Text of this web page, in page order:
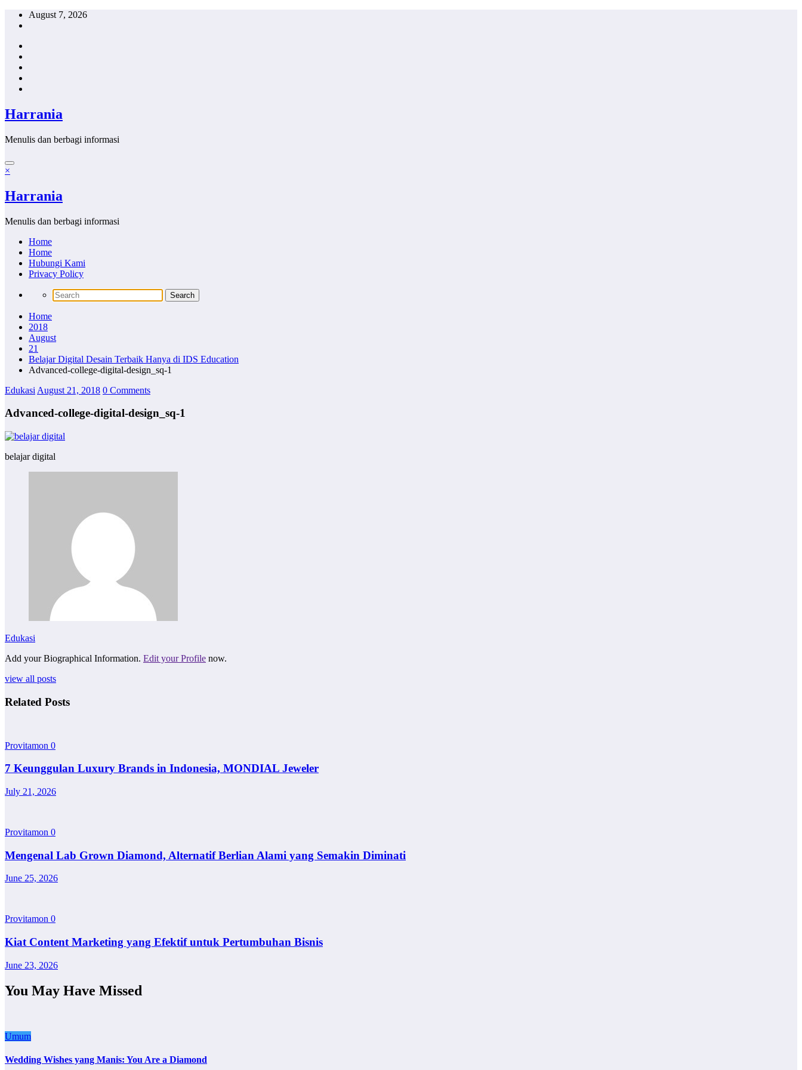
Skip
August 7, 2026
Harrania
Menulis dan berbagi informasi
×
Harrania
Menulis dan berbagi informasi
Home
Home
Hubungi Kami
Privacy Policy
Home
2018
August
21
Belajar Digital Desain Terbaik Hanya di IDS Education
Advanced-college-digital-design_sq-1
Edukasi August 21, 2018 0 Comments
Advanced-college-digital-design_sq-1
belajar digital
Edukasi
Add your Biographical Information. Edit your Profile now.
view all posts
Related Posts
Provitamon 0
7 Keunggulan Luxury Brands in Indonesia, MONDIAL Jeweler
July 21, 2026
Provitamon 0
Mengenal Lab Grown Diamond, Alternatif Berlian Alami yang Semakin Diminati
June 25, 2026
Provitamon 0
Kiat Content Marketing yang Efektif untuk Pertumbuhan Bisnis
June 23, 2026
You May Have Missed
Umum
Wedding Wishes yang Manis: You Are a Diamond